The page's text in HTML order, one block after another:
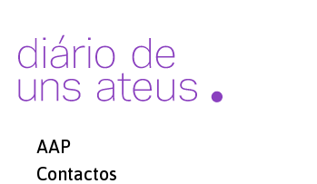
AAP
Contactos